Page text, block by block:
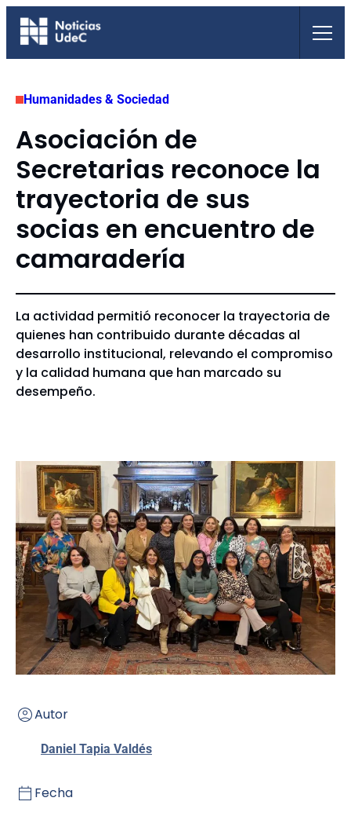
Saltar
Humanidades & Sociedad
Asociación de
Secretarias reconoce la
trayectoria de sus
socias en encuentro de
camaradería
La actividad permitió reconocer la trayectoria de
quienes han contribuido durante décadas al
desarrollo institucional, relevando el compromiso
y la calidad humana que han marcado su
desempeño.
Autor
Daniel Tapia Valdés
Fecha